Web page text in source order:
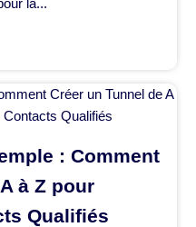
la...
: Comment
à Z pour
Qualifiés